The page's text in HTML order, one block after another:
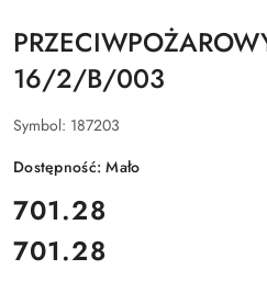
16/2/B/003
Symbol: 187203
Dostępność:Mało
cena:
701.28
Cena:
701.28